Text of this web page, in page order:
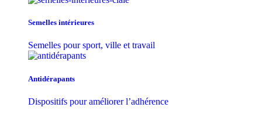
Semelles intérieures
Semelles pour sport, ville et travail
Antidérapants
Dispositifs pour améliorer l’adhérence